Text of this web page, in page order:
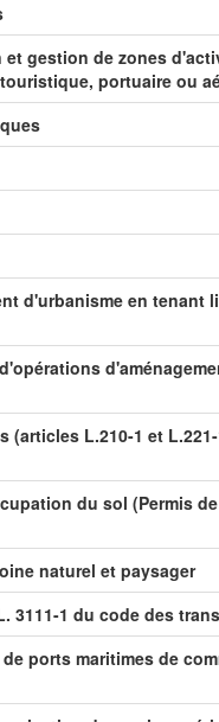
et gestion de zones
portuaire ou
d'urbanisme en tenant
L.210-1 et
du sol (Permis
naturel et paysager
3111-1 du code des
ports maritimes de